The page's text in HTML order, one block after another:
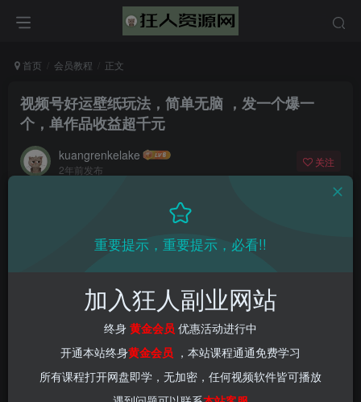
首页 会员教程 正文
视频号好运壁纸玩法，简单无脑 ，发一个爆一
个，单作品收益超千元
kuangrenkelake
2年前发布
关注
链接进入本站首页：
重要提示，重要提示，必看!!
加入狂人副业网站
终身 黄金会员 优惠活动进行中
开通本站终身黄金会员 ，本站课程通通免费学习
所有课程打开网盘即学，无加密，任何视频软件皆可播放